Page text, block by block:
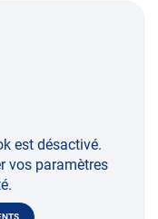
est désactivé.
vos paramètres